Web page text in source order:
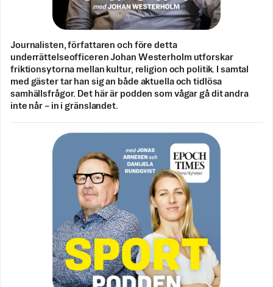
Journalisten, författaren och före detta
underrättelseofficeren Johan Westerholm utforskar
friktionsytorna mellan kultur, religion och politik. I samtal
med gäster tar han sig an både aktuella och tidlösa
samhällsfrågor. Det här är podden som vågar gå dit andra
inte når – in i gränslandet.